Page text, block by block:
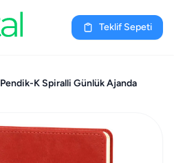
Teklif Sepeti
Pendik-K Spiralli Günlük Ajanda